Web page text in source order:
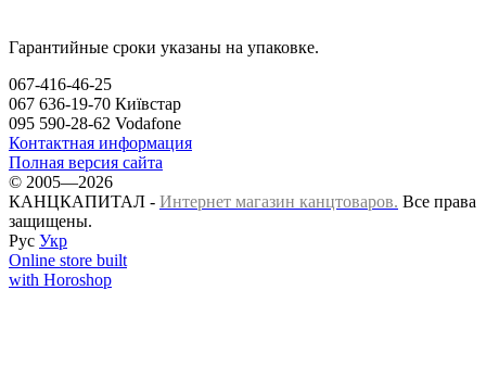
Гарантийные сроки указаны на упаковке.
067-416-46-25
067 636-19-70 Київстар
095 590-28-62 Vodafone
Контактная информация
Полная версия сайта
© 2005—2026
КАНЦКАПИТАЛ - Интернет магазин канцтоваров. Все права
защищены.
Рус Укр
Online store built
with Horoshop